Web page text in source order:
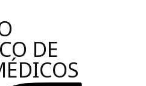
DE